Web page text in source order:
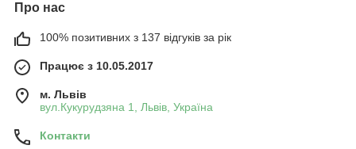
Про нас
100% позитивних з 137 відгуків за рік
Працює з 10.05.2017
м. Львів
вул.Кукурудзяна 1, Львів, Україна
Контакти